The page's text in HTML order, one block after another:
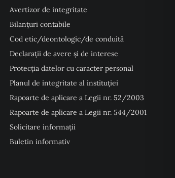
Avertizor de integritate
Bilanțuri contabile
Cod etic/deontologic/de conduită
Declarații de avere și de interese
Protecția datelor cu caracter personal
Planul de integritate al instituției
Rapoarte de aplicare a Legii nr. 52/2003
Rapoarte de aplicare a Legii nr. 544/2001
Solicitare informații
Buletin informativ